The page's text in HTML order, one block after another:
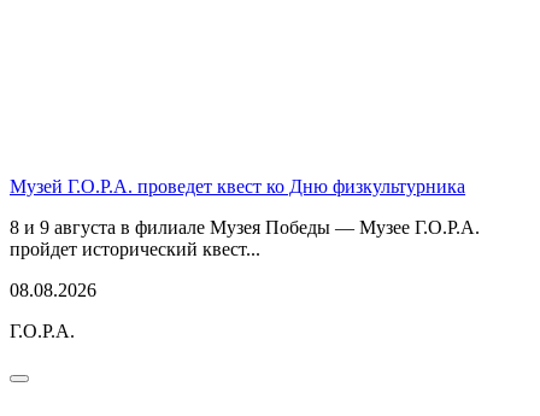
Музей Г.О.Р.А. проведет квест ко Дню физкультурника
8 и 9 августа в филиале Музея Победы — Музее Г.О.Р.А.
пройдет исторический квест...
08.08.2026
Г.О.Р.А.